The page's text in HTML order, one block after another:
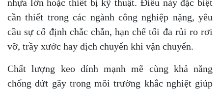
nhựa lớn hoặc thiết bị kỹ thuật. Điều này đặc biệt
cần thiết trong các ngành công nghiệp nặng, yêu
cầu sự cố định chắc chắn, hạn chế tối đa rủi ro rơi
vỡ, trầy xước hay dịch chuyển khi vận chuyển.
Chất lượng keo dính mạnh mẽ cùng khả năng
chống đứt gãy trong môi trường khắc nghiệt giúp